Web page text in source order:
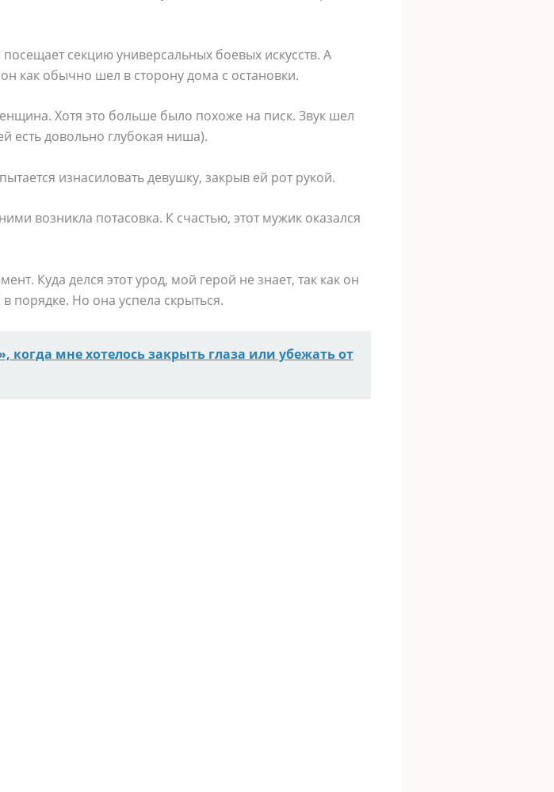
секцию универсальных боевых искусств. А
как обычно шел в сторону дома с остановки.
Хотя это больше было похоже на писк. Звук шел
есть довольно глубокая ниша).
изнасиловать девушку, закрыв ей рот рукой.
возникла потасовка. К счастью, этот мужик оказался
Куда делся этот урод, мой герой не знает, так как он
порядке. Но она успела скрыться.
мне хотелось закрыть глаза или убежать от